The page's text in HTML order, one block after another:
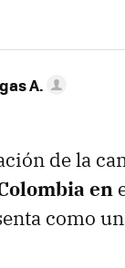
A.
de la
en
como